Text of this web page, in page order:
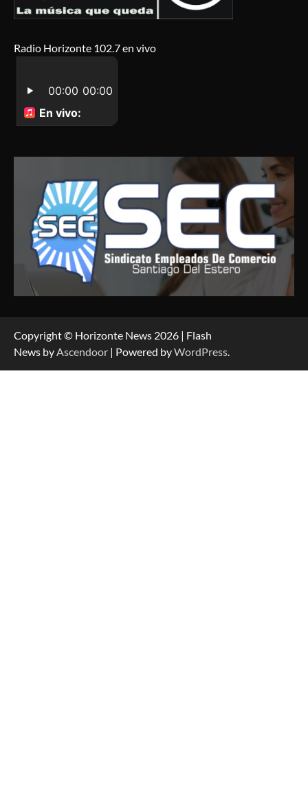
Radio Horizonte 102.7 en vivo
Copyright © Horizonte News 2026 | Flash
News by Ascendoor | Powered byWordPress